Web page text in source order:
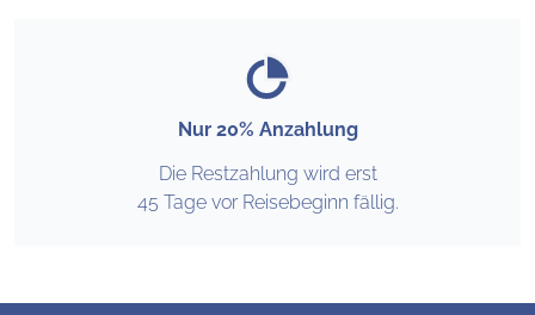
Nur 20% Anzahlung
Die Restzahlung wird erst
45 Tage vor Reisebeginn fällig.